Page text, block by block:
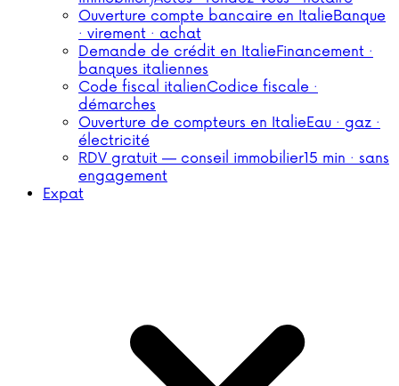
Ouverture compte bancaire en ItalieBanque
· virement · achat
Demande de crédit en ItalieFinancement ·
banques italiennes
Code fiscal italienCodice fiscale ·
démarches
Ouverture de compteurs en ItalieEau · gaz ·
électricité
RDV gratuit — conseil immobilier15 min · sans
engagement
Expat